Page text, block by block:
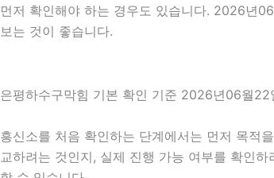
먼저 확인해야 하는 경우도 있습니다. 2026년
보는 것이 좋습니다.
은평하수구막힘 기본 확인 기준 2026년06월22
흥신소를 처음 확인하는 단계에서는 먼저 목적
교하려는 것인지, 실제 진행 가능 여부를 확인